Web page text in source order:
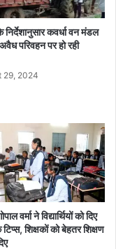
निर्देशानुसार कवर्धा वन मंडल
परिवहन पर हो रही
29, 2024
वर्मा ने विद्यार्थियों को दिए
शिक्षकों को बेहतर शिक्षण